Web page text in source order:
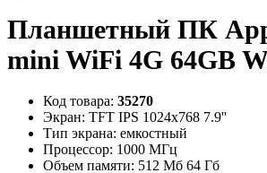
Планшетный ПК
mini WiFi 4G 64GB
Код товара: 35270
Экран: TFT IPS 1024x768 7.9''
Тип экрана: емкостный
Процессор: 1000 МГц
Объем памяти: 512 Мб 64 Гб